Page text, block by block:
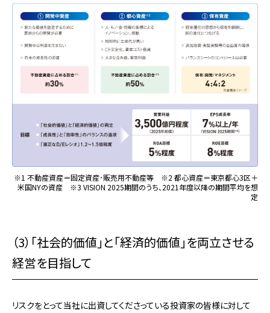
※1 不動産資産＝固定資産･販売用不動産等 ※2 都心資産＝東京都心3区＋
米国NYの資産 ※3 VISION 2025期間のうち、2021年度以降の期間平均を想
定
（3）「社会的価値」と「経済的価値」を両立させる
経営を目指して
リスクをとって当社に出資してくださっている投資家の皆様に対して